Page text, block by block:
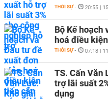
THỜI SỰ - 20:55 |
Bộ Kế hoạch
hoá điều
THỜI SỰ - 07:18 |
TS. Cấn Văn
trợ lãi suất
dụng